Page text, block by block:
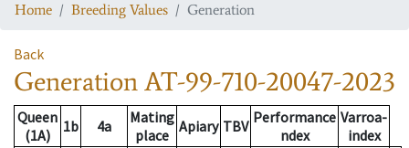
Home Breeding Values Generation
Back
GenerationAT-99-710-20047-2023
Queen
(1A)
1b 4a
Mating
place Apiary TBV Performance
ndex
Varroa-
index